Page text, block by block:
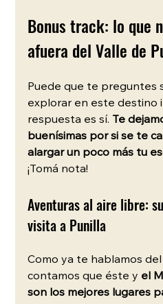
Bonus track: lo que
afuera del Valle de
Puede que te preguntes
explorar en este destino
respuesta es sí. Te
buenísimas por si se te
alargar un poco más tu
¡Tomá nota!
Aventuras al aire libre:
visita a Punilla
Como ya te hablamos
contamos que éste y el
son los mejores lugares